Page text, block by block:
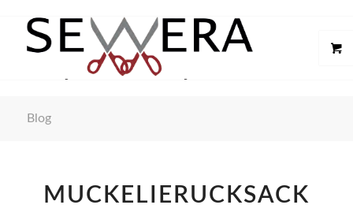
Blog
MUCKELIERUCKSACK